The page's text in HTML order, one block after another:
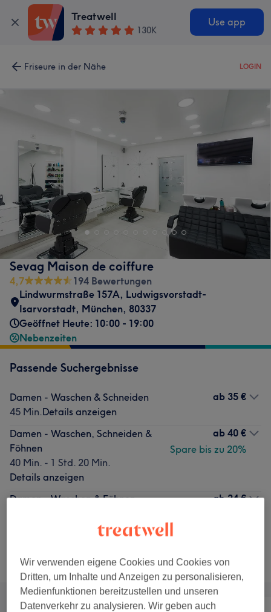
Treatwell
130K
Use app
Friseure in der Nähe LOGIN
Sevag Maison de coiffure
4,7
194 Bewertungen
Lindwurmstraße 157A, Ludwigsvorstadt-
Isarvorstadt, München, 80337
Geöffnet Heute: 10:00 - 19:00
Nebenzeiten
Passende Suchergebnisse
Damen - Waschen & Schneiden
45 Min.Details anzeigen
ab 35 €
Damen - Waschen, Schneiden &
Föhnen
40 Min. - 1 Std. 20 Min.
Details anzeigen
ab 40 €
Spare bis zu 20%
Damen - Waschen & Föhnen
ab 24 €
Alle Services
Wir verwenden eigene Cookies und Cookies von
Dritten, um Inhalte und Anzeigen zu personalisieren,
Medienfunktionen bereitzustellen und unseren
Datenverkehr zu analysieren. Wir geben auch